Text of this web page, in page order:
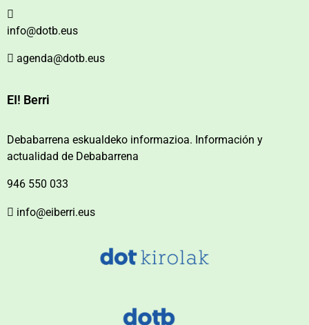
info@dotb.eus
agenda@dotb.eus
EI! Berri
Debabarrena eskualdeko informazioa. Información y
actualidad de Debabarrena
946 550 033
info@eiberri.eus